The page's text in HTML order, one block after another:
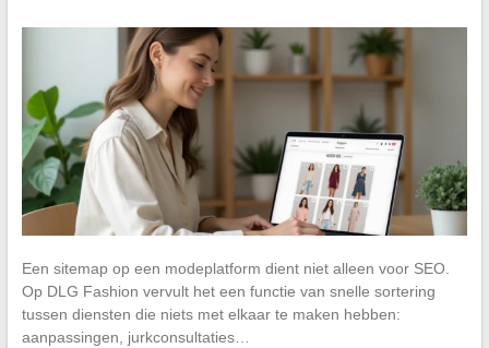
Een sitemap op een modeplatform dient niet alleen voor SEO.
Op DLG Fashion vervult het een functie van snelle sortering
tussen diensten die niets met elkaar te maken hebben:
aanpassingen, jurkconsultaties…